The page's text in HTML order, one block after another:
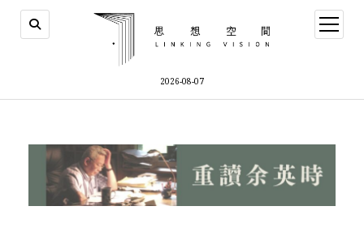
2026-08-07